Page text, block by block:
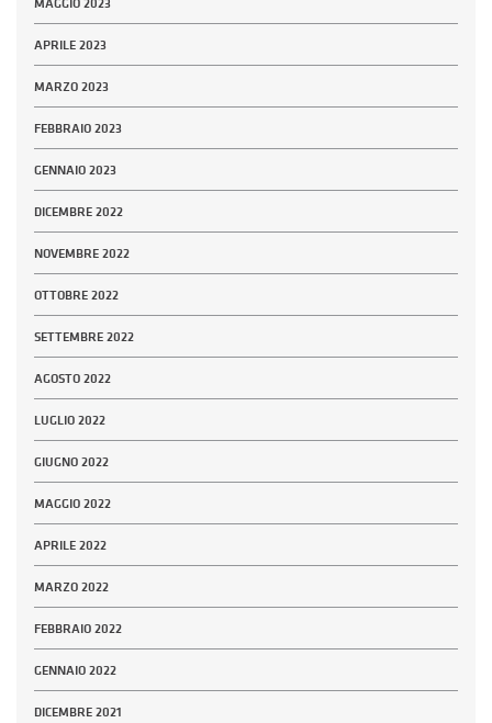
MAGGIO 2023
APRILE 2023
MARZO 2023
FEBBRAIO 2023
GENNAIO 2023
DICEMBRE 2022
NOVEMBRE 2022
OTTOBRE 2022
SETTEMBRE 2022
AGOSTO 2022
LUGLIO 2022
GIUGNO 2022
MAGGIO 2022
APRILE 2022
MARZO 2022
FEBBRAIO 2022
GENNAIO 2022
DICEMBRE 2021